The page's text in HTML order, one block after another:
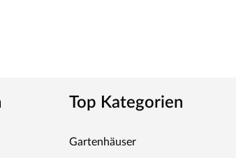
Top Kategorien
Gartenhäuser